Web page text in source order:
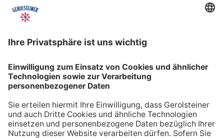
Ob bei der Arbeit oder während der Freizeit: Wasser
nicht vergisst. Denke daran, auch unterwegs immer
etwas Wasser dabei zu haben. Kleine PET-Flaschen mit
hinnehmen.
Tipp #2: Trinke direkt nach dem Aufstehen
Über Nacht verliert dein Körper Flüssigkeit. Um gut in
den Tag zu starten, solltest du deshalb direkt nach dem